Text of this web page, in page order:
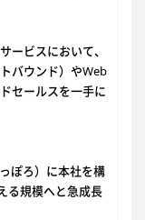
ービスにおいて、
バウンド）やWeb
セールスを一手に
ぽろ）に本社を構
る規模へと急成長